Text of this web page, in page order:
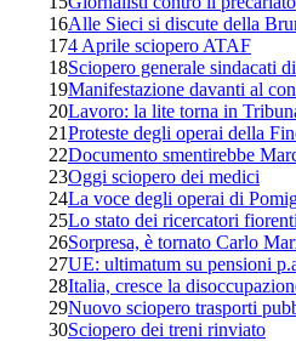
16Alle Sieci si discute della
174 Aprile sciopero ATAF
18Sciopero generale sindacati
19Manifestazione davanti al
20Lavoro: la lite torna in
21Proteste degli operai della
22Documento smentirebbe
23Oggi sciopero dei medici
24La voce degli operai di
25Lo stato dei ricercatori
26Sorpresa, è tornato Carlo
27UE: ultimatum su pensioni
28Italia, cresce la
29Nuovo sciopero trasporti
30Sciopero dei treni rinviato